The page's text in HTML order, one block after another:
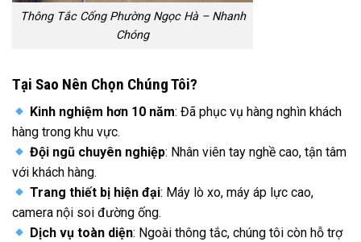
Thông Tắc Cống Phường Ngọc Hà – Nhanh
Chóng
Tại Sao Nên Chọn Chúng Tôi?
Kinh nghiệm hơn 10 năm: Đã phục vụ hàng nghìn khách
hàng trong khu vực.
Đội ngũ chuyên nghiệp: Nhân viên tay nghề cao, tận tâm
với khách hàng.
Trang thiết bị hiện đại: Máy lò xo, máy áp lực cao,
camera nội soi đường ống.
Dịch vụ toàn diện: Ngoài thông tắc, chúng tôi còn hỗ trợ